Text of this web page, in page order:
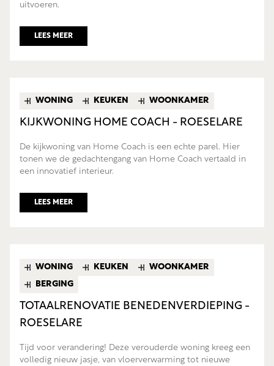
uitvoeren.
LEES MEER
WONING KEUKEN WOONKAMER
KIJKWONING HOME COACH - ROESELARE
De kijkwoning van Home Coach is een echte parel. Hier
tonen we de gedachtengang van Home Coach vertaald in
een innovatief interieur.
LEES MEER
WONING KEUKEN
WOONKAMER
BERGING
TOTAALRENOVATIE BENEDENVERDIEPING -
ROESELARE
Tijd voor verandering! Deze verouderde woning kreeg een
volledig nieuw jasje, van vloerverwarming tot nieuwe